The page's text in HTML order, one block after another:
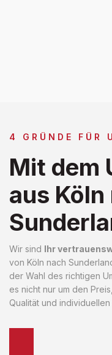
4 GRÜNDE FÜR
Mit dem
aus Köln
Wir sind Ihr
von Köln nach
der Wahl des richtigen
es nicht nur um den
Qualität und